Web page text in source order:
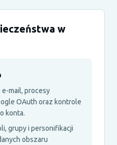
w
mail, procesy
OAuth oraz kontrole
konta.
grupy i personifikacji
obszaru